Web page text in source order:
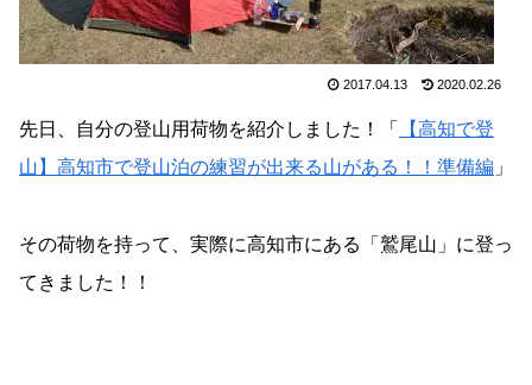
2017.04.13 2020.02.26
先日、自分の登山用荷物を紹介しました！「
【高知で登
山】高知市で登山泊の練習が出来る山がある！！準備編 」
その荷物を持って、実際に高知市にある「鷲尾山」に登っ
てきました！！